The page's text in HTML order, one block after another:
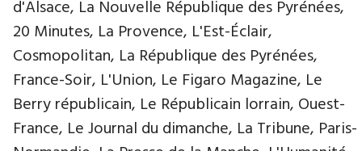
d'Alsace, La Nouvelle République des Pyrénées,
20 Minutes, La Provence, L'Est-Éclair,
Cosmopolitan, La République des Pyrénées,
France-Soir, L'Union, Le Figaro Magazine, Le
Berry républicain, Le Républicain lorrain, Ouest-
France, Le Journal du dimanche, La Tribune, Paris-